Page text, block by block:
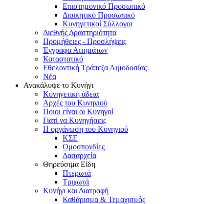
Επιστημονικό Προσωπικό
Διοικητικό Προσωπικό
Κυνηγετικοί Σύλλογοι
Διεθνής Δραστηριότητα
Προμήθειες - Προσλήψεις
Έγγραφα Αιτημάτων
Καταστατικό
Εθελοντική Τράπεζα Αιμοδοσίας
Νέα
Ανακάλυψε το Κυνήγι
Κυνηγετική άδεια
Αρχές του Κυνηγιού
Ποιοι είναι οι Κυνηγοί
Γιατί να Κυνηγήσεις
Η οργάνωση του Κυνηγιού
ΚΣΕ
Ομοσπονδίες
Δασαρχεία
Θηρεύσιμα Είδη
Πτερωτά
Τριχωτά
Κυνήγι και Διατροφή
Καθάρισμα & Τεμαχισμός